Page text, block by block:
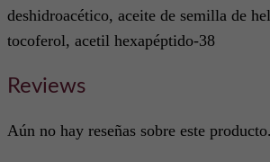
deshidroacético, aceite de semilla de
tocoferol, acetil hexapéptido-38
Reviews
Aún no hay reseñas sobre este producto.